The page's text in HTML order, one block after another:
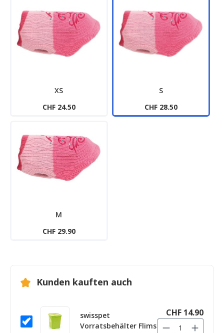
XS
CHF 24.50
S
CHF 28.50
M
CHF 29.90
Kunden kauften auch
swisspet
Vorratsbehälter Flims
CHF 14.90